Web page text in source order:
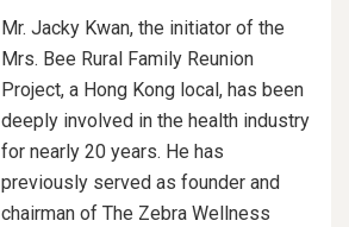
Mr. Jacky Kwan, the initiator of the
Mrs. Bee Rural Family Reunion
Project, a Hong Kong local, has been
deeply involved in the health industry
for nearly 20 years. He has
previously served as founder and
chairman of The Zebra Wellness